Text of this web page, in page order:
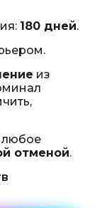
180 дней.
из
любое
отменой.